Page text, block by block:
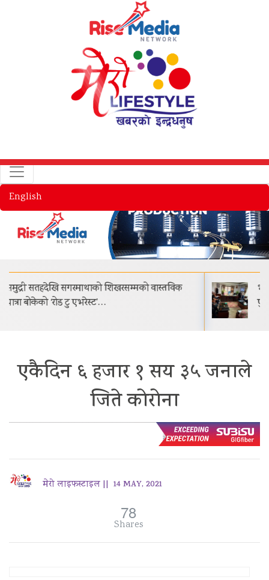
English
भक्तपुरको मध्यपुरबासीलाई साउनभित्रै स्थायी जग्गाधनी
पुर्जा वितरण गरिने
एकैदिन ६ हजार १ सय ३५ जनाले
जिते कोरोना
मेरो लाइफस्टाइल || 14 MAY, 2021
78
Shares